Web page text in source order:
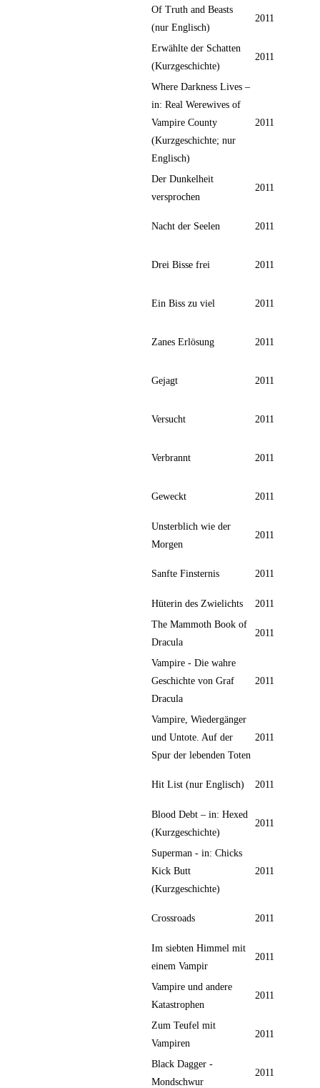
Of Truth and Beasts
(nur Englisch)
2011
Erwählte der Schatten
(Kurzgeschichte)
2011
Where Darkness Lives –
in: Real Werewives of
Vampire County
(Kurzgeschichte; nur
Englisch)
2011
Der Dunkelheit
versprochen
2011
Nacht der Seelen 2011
Drei Bisse frei 2011
Ein Biss zu viel 2011
Zanes Erlösung 2011
Gejagt 2011
Versucht 2011
Verbrannt 2011
Geweckt 2011
Unsterblich wie der
Morgen
2011
Sanfte Finsternis 2011
Hüterin des Zwielichts
2011
The Mammoth Book of
Dracula
2011
Vampire - Die wahre
Geschichte von Graf
Dracula
2011
Vampire, Wiedergänger
und Untote. Auf der
Spur der lebenden Toten
2011
Hit List (nur Englisch) 2011
Blood Debt – in: Hexed
(Kurzgeschichte)
2011
Superman - in: Chicks
Kick Butt
(Kurzgeschichte)
2011
Crossroads 2011
Im siebten Himmel mit
einem Vampir
2011
Vampire und andere
Katastrophen
2011
Zum Teufel mit
Vampiren
2011
Black Dagger -
Mondschwur
2011